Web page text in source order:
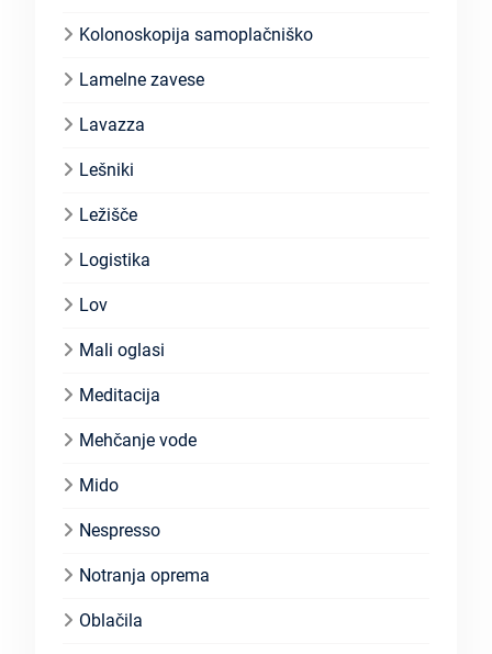
Kolonoskopija samoplačniško
Lamelne zavese
Lavazza
Lešniki
Ležišče
Logistika
Lov
Mali oglasi
Meditacija
Mehčanje vode
Mido
Nespresso
Notranja oprema
Oblačila